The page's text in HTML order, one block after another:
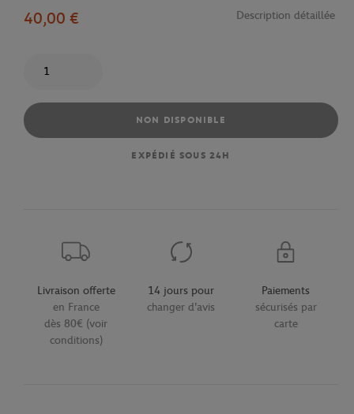
40,00 €
Description détaillée
NON DISPONIBLE
EXPÉDIÉ SOUS 24H
Livraison offerte
en France
dès 80€ (voir
conditions)
14 jours pour
changer d'avis
Paiements
sécurisés par
carte